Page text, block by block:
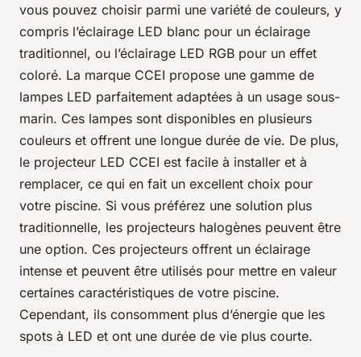
vous pouvez choisir parmi une variété de couleurs, y
compris l’éclairage LED blanc pour un éclairage
traditionnel, ou l’éclairage LED RGB pour un effet
coloré. La marque CCEI propose une gamme de
lampes LED parfaitement adaptées à un usage sous-
marin. Ces lampes sont disponibles en plusieurs
couleurs et offrent une longue durée de vie. De plus,
le projecteur LED CCEI est facile à installer et à
remplacer, ce qui en fait un excellent choix pour
votre piscine. Si vous préférez une solution plus
traditionnelle, les projecteurs halogènes peuvent être
une option. Ces projecteurs offrent un éclairage
intense et peuvent être utilisés pour mettre en valeur
certaines caractéristiques de votre piscine.
Cependant, ils consomment plus d’énergie que les
spots à LED et ont une durée de vie plus courte.